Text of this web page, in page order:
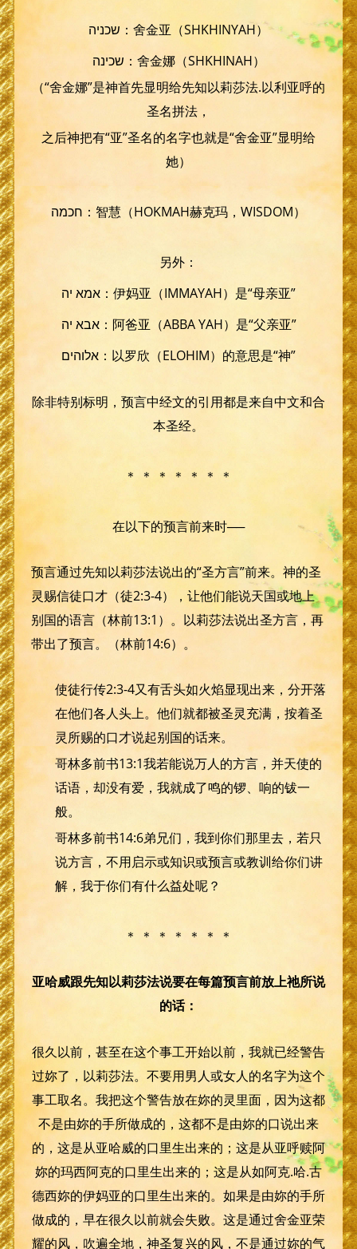
שכניה：舍金亚（SHKHINYAH）
שכינה：舍金娜（SHKHINAH）
（“舍金娜”是神首先显明给先知以莉莎法.以利亚呼的
圣名拼法，
之后神把有“亚”圣名的名字也就是“舍金亚”显明给
她）
חכמה：智慧（HOKMAH赫克玛，WISDOM）
另外：
אמא יה：伊妈亚（IMMAYAH）是“母亲亚”
אבא יה：阿爸亚（ABBA YAH）是“父亲亚”
אלוהים：以罗欣（ELOHIM）的意思是“神”
除非特别标明，预言中经文的引用都是来自中文和合
本圣经。
＊ ＊ ＊ ＊ ＊ ＊ ＊
在以下的预言前来时──
预言通过先知以莉莎法说出的“圣方言”前来。神的圣
灵赐信徒口才（徒2:3-4），让他们能说天国或地上
别国的语言（林前13:1）。以莉莎法说出圣方言，再
带出了预言。（林前14:6）。
使徒行传2:3-4又有舌头如火焰显现出来，分开落
在他们各人头上。他们就都被圣灵充满，按着圣
灵所赐的口才说起别国的话来。
哥林多前书13:1我若能说万人的方言，并天使的
话语，却没有爱，我就成了鸣的锣、响的钹一
般。
哥林多前书14:6弟兄们，我到你们那里去，若只
说方言，不用启示或知识或预言或教训给你们讲
解，我于你们有什么益处呢？
＊ ＊ ＊ ＊ ＊ ＊ ＊
亚哈威跟先知以莉莎法说要在每篇预言前放上祂所说
的话：
很久以前，甚至在这个事工开始以前，我就已经警告
过妳了，以莉莎法。不要用男人或女人的名字为这个
事工取名。我把这个警告放在妳的灵里面，因为这都
不是由妳的手所做成的，这都不是由妳的口说出来
的，这是从亚哈威的口里生出来的；这是从亚呼赎阿
妳的玛西阿克的口里生出来的；这是从如阿克.哈.古
德西妳的伊妈亚的口里生出来的。如果是由妳的手所
做成的，早在很久以前就会失败。这是通过舍金亚荣
耀的风，吹遍全地，神圣复兴的风，不是通过妳的气